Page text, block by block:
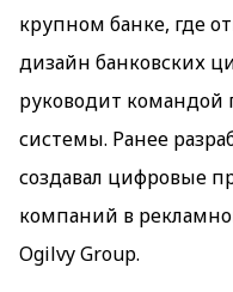
крупном банке, где
дизайн банковских
руководит командой
системы. Ранее
создавал цифровые
компаний в
Ogilvy Group.